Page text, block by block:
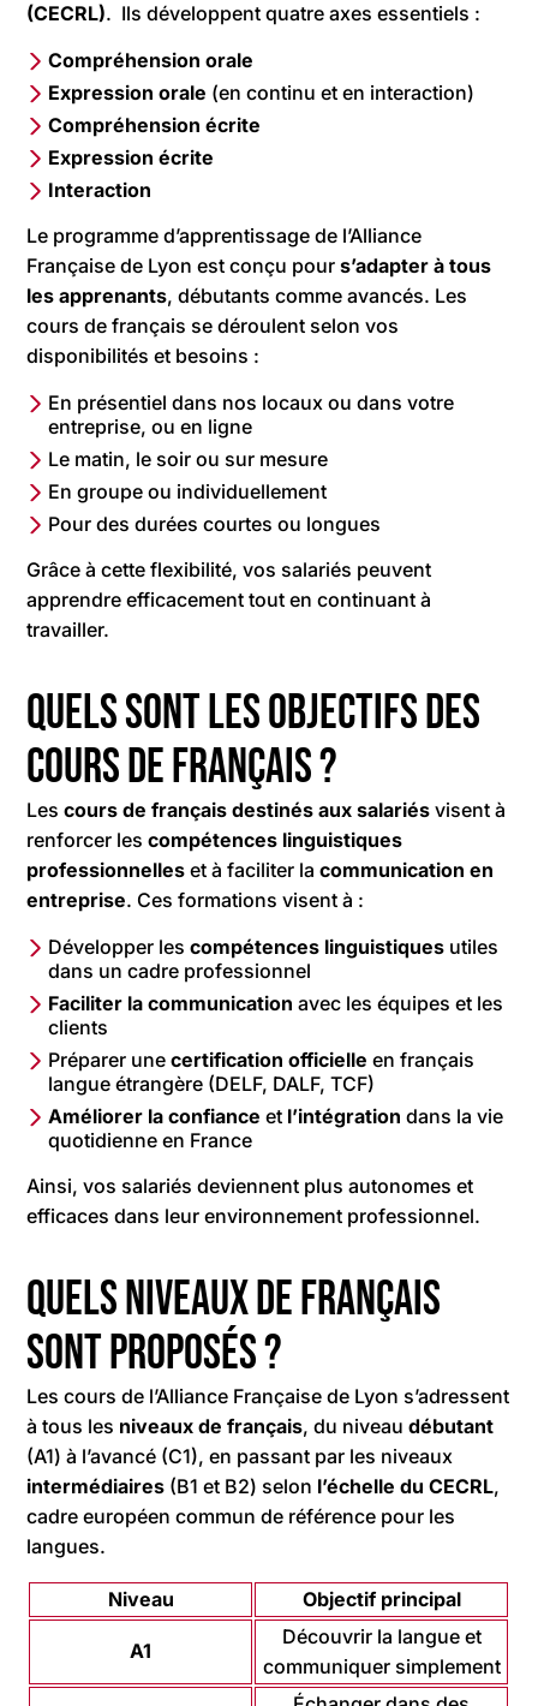
(CECRL). Ils développent quatre axes essentiels :
Compréhension orale
Expression orale (en continu et en interaction)
Compréhension écrite
Expression écrite
Interaction
Le programme d’apprentissage de l’Alliance
Française de Lyon est conçu pours’adapter à tous
les apprenants, débutants comme avancés. Les
cours de français se déroulent selon vos
disponibilités et besoins :
En présentiel dans nos locaux ou dans votre
entreprise, ou en ligne
Le matin, le soir ou sur mesure
En groupe ou individuellement
Pour des durées courtes ou longues
Grâce à cette flexibilité, vos salariés peuvent
apprendre efficacement tout en continuant à
travailler.
Quels sont les objectifs des
cours de français ?
Lescours de français destinés aux salariés visent à
renforcer lescompétences linguistiques
professionnelles et à faciliter lacommunication en
entreprise. Ces formations visent à :
Développer lescompétences linguistiques utiles
dans un cadre professionnel
Faciliter la communication avec les équipes et les
clients
Préparer unecertification officielle en français
langue étrangère (DELF, DALF, TCF)
Améliorer la confiance et l’intégration dans la vie
quotidienne en France
Ainsi, vos salariés deviennent plus autonomes et
efficaces dans leur environnement professionnel.
Quels niveaux de français
sont proposés ?
Les cours de l’Alliance Française de Lyon s’adressent
à tous les niveaux de français, du niveaudébutant
(A1) à l’avancé (C1), en passant par les niveaux
intermédiaires (B1 et B2) selon l’échelle du CECRL,
cadre européen commun de référence pour les
langues.
Niveau Objectif principal
A1
Découvrir la langue et
communiquer simplement